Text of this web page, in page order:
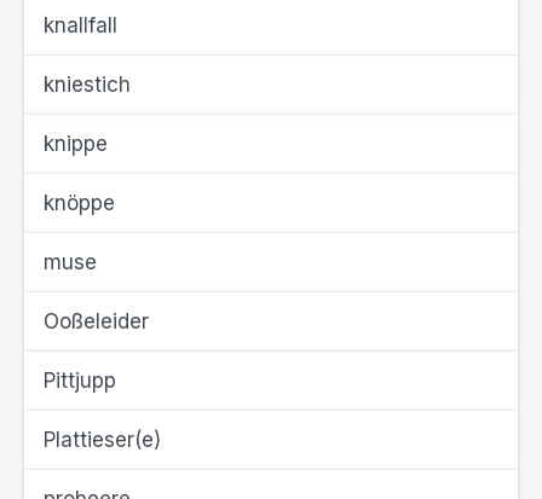
knallfall
kniestich
knippe
knöppe
muse
Ooßeleider
Pittjupp
Plattieser(e)